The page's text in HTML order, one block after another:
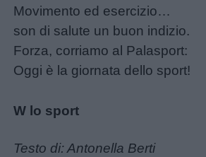
Buonanotte
Auguri
Barzellette
Educazione
Movimento ed esercizio…
son di salute un buon indizio.
Forza, corriamo al Palasport:
Oggi è la giornata dello sport!
W lo sport
Testo di: Antonella Berti